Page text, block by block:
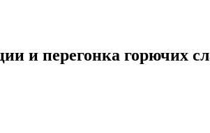
и перегонка горючих